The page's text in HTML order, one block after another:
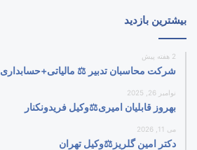
بیشترین بازدید
2 هفته پیش
شرکت محاسبان تدبیر ⚖️ مالیاتی+حسابداری
نوامبر 26, 2025
بهروز قابلیان امیری⚖️وکیل فریدونکنار
می 11, 2026
دکتر امین گلریز⚖️وکیل تهران